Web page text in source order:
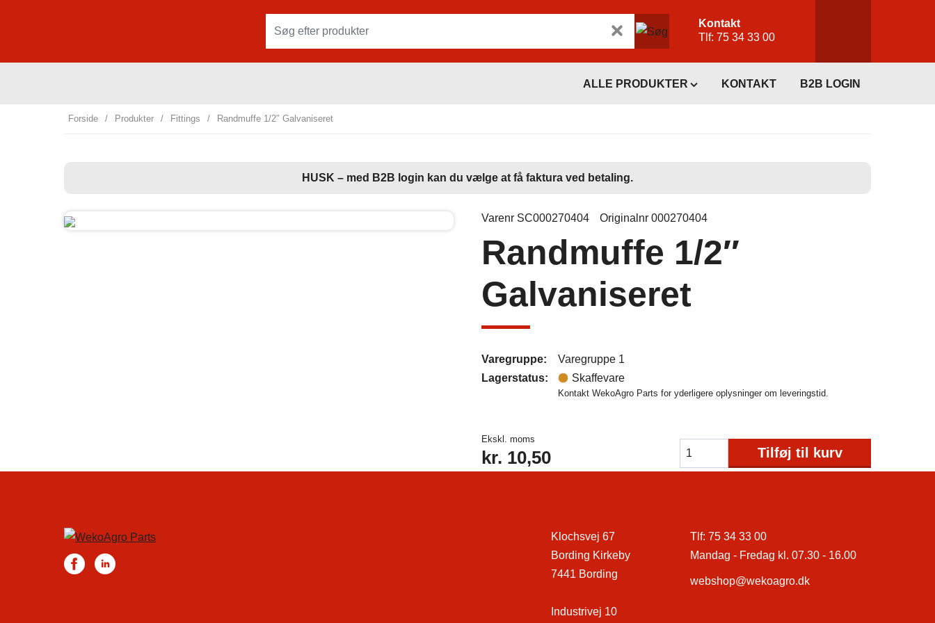
Kontakt
Tlf: 75 34 33 00
ALLE PRODUKTER KONTAKT B2B LOGIN
Forside / Produkter / Fittings / Randmuffe 1/2″ Galvaniseret
HUSK – med B2B login kan du vælge at få faktura ved betaling.
Varenr SC000270404 Originalnr 000270404
Randmuffe 1/2″
Galvaniseret
Varegruppe:
Varegruppe 1
Lagerstatus:
Skaffevare
Kontakt WekoAgro Parts for yderligere oplysninger om leveringstid.
Ekskl. moms
kr. 10,50 Tilføj til kurv
Klochsvej 67
Bording Kirkeby
7441 Bording
Industrivej 10
Tlf: 75 34 33 00
Mandag - Fredag kl. 07.30 - 16.00
webshop@wekoagro.dk